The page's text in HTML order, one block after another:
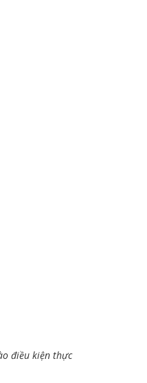
điều kiện thực